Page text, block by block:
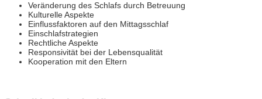
Veränderung des Schlafs durch Betreuung
Kulturelle Aspekte
Einflussfaktoren auf den Mittagsschlaf
Einschlafstrategien
Rechtliche Aspekte
Responsivität bei der Lebensqualität
Kooperation mit den Eltern